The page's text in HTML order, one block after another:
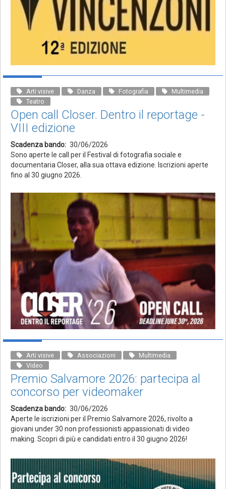
Arti visive Danza Fotografia
Multimedia
Teatro
Open call Closer. Dentro il reportage -
VIII edizione
Scadenza bando
30/06/2026
Sono aperte le call per il Festival di fotografia sociale e
documentaria Closer, alla sua ottava edizione. Iscrizioni aperte
fino al 30 giugno 2026.
Arti visive Associazioni
Multimedia
Video
Premio Salvamore 2026: partecipa al
concorso per videomaker
Scadenza bando
30/06/2026
Aperte le iscrizioni per il Premio Salvamore 2026, rivolto a
giovani under 30 non professionisti appassionati di video
making. Scopri di più e candidati entro il 30 giugno 2026!